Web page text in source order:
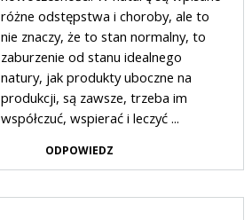
różne odstępstwa i choroby, ale to
nie znaczy, że to stan normalny, to
zaburzenie od stanu idealnego
natury, jak produkty uboczne na
produkcji, są zawsze, trzeba im
współczuć, wspierać i leczyć ...
ODPOWIEDZ